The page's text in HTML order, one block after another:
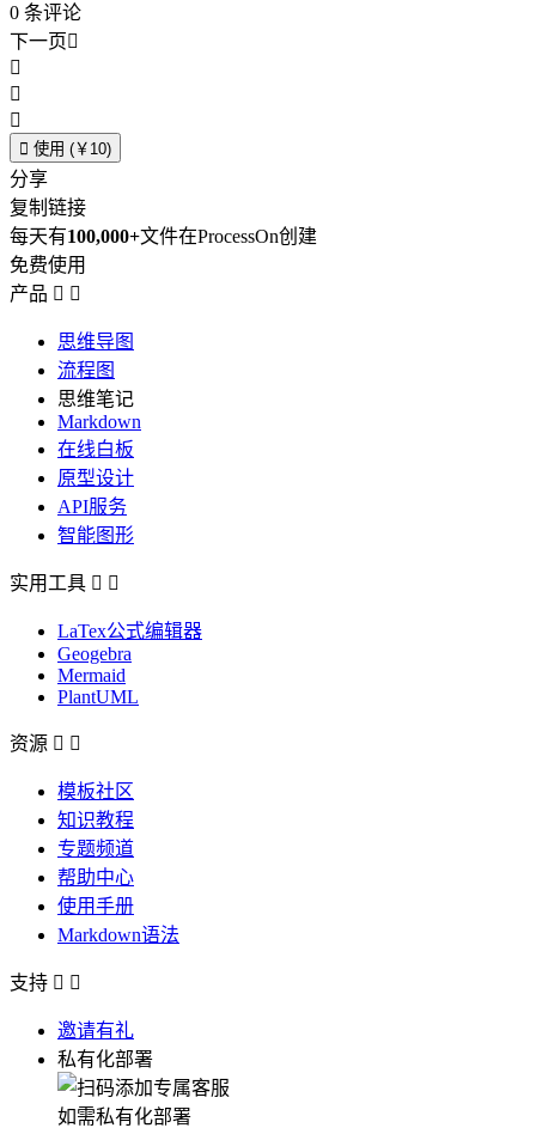
0 条评论
下一页



 使用 (￥10)
分享
复制链接
每天有100,000+文件在ProcessOn创建
免费使用
产品  
思维导图
流程图
思维笔记
Markdown
在线白板
原型设计
API服务
智能图形
实用工具  
LaTex公式编辑器
Geogebra
Mermaid
PlantUML
资源  
模板社区
知识教程
专题频道
帮助中心
使用手册
Markdown语法
支持  
邀请有礼
私有化部署
如需私有化部署